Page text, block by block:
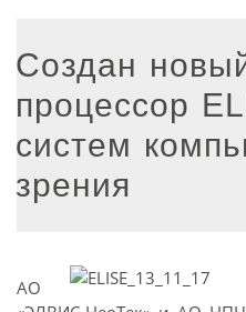
Создан
процессор
систем
зрения
АО